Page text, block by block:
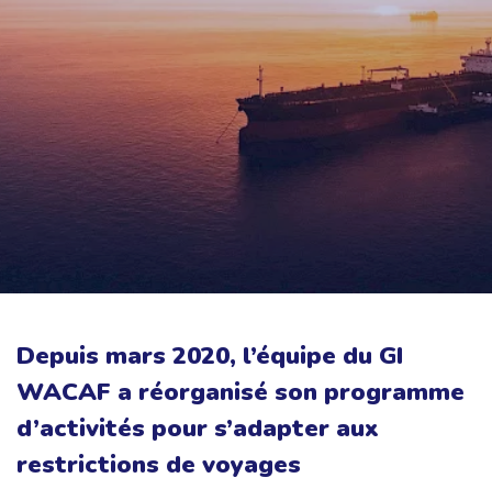
Depuis mars 2020, l’équipe du GI
WACAF a réorganisé son programme
d’activités pour s’adapter aux
restrictions de voyages